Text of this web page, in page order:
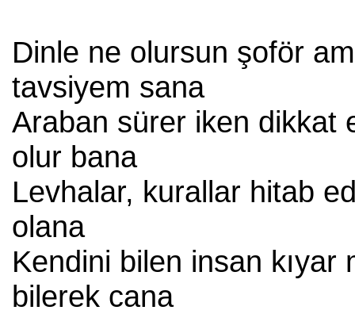
Dinle ne olursun şoför
tavsiyem sana
Araban sürer iken dikkat
olur bana
Levhalar, kurallar hitab
olana
Kendini bilen insan kıyar
bilerek cana